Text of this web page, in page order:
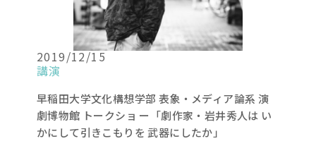
2019/12/15
講演
早稲田大学文化構想学部 表象・メディア論系 演
劇博物館 トークショ ー「劇作家・岩井秀人は い
かにして引きこもりを 武器にしたか」